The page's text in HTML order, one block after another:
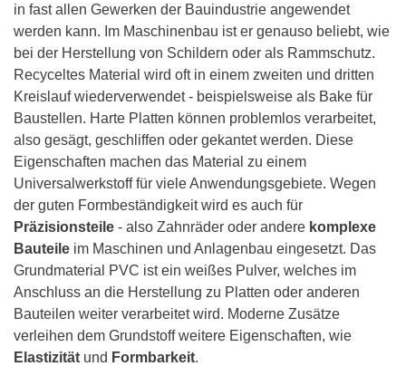
in fast allen Gewerken der Bauindustrie angewendet
werden kann. Im Maschinenbau ist er genauso beliebt, wie
bei der Herstellung von Schildern oder als Rammschutz.
Recyceltes Material wird oft in einem zweiten und dritten
Kreislauf wiederverwendet - beispielsweise als Bake für
Baustellen. Harte Platten können problemlos verarbeitet,
also gesägt, geschliffen oder gekantet werden. Diese
Eigenschaften machen das Material zu einem
Universalwerkstoff für viele Anwendungsgebiete. Wegen
der guten Formbeständigkeit wird es auch für
Präzisionsteile - also Zahnräder oder andere komplexe
Bauteile im Maschinen und Anlagenbau eingesetzt. Das
Grundmaterial PVC ist ein weißes Pulver, welches im
Anschluss an die Herstellung zu Platten oder anderen
Bauteilen weiter verarbeitet wird. Moderne Zusätze
verleihen dem Grundstoff weitere Eigenschaften, wie
Elastizität und Formbarkeit.